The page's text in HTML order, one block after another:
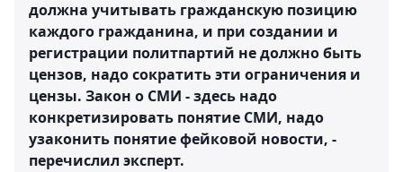
должна учитывать гражданскую позицию
каждого гражданина, и при создании и
регистрации политпартий не должно быть
цензов, надо сократить эти ограничения и
цензы. Закон о СМИ - здесь надо
конкретизировать понятие СМИ, надо
узаконить понятие фейковой новости, -
перечислил эксперт.